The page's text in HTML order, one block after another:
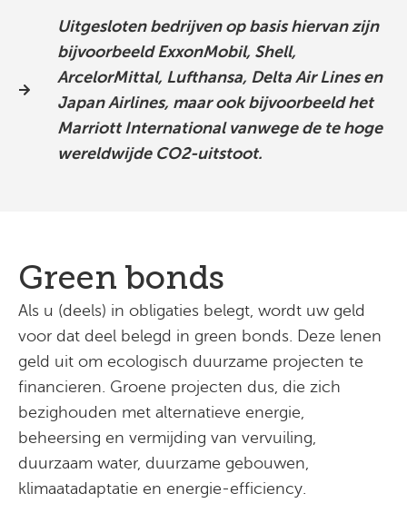
Uitgesloten bedrijven op basis hiervan zijn
bijvoorbeeld ExxonMobil, Shell,
ArcelorMittal, Lufthansa, Delta Air Lines en
Japan Airlines, maar ook bijvoorbeeld het
Marriott International vanwege de te hoge
wereldwijde CO2-uitstoot.
Green bonds
Als u (deels) in obligaties belegt, wordt uw geld
voor dat deel belegd in green bonds. Deze lenen
geld uit om ecologisch duurzame projecten te
financieren. Groene projecten dus, die zich
bezighouden met alternatieve energie,
beheersing en vermijding van vervuiling,
duurzaam water, duurzame gebouwen,
klimaatadaptatie en energie-efficiency.